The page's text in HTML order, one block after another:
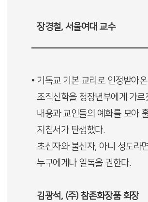
장경철, 서울여대 교수
• 기독교 기본 교리로 인정받아온
조직신학을 청장년부에게 가르
내용과 교인들의 예화를 모아
지침서가 탄생했다.
초신자와 불신자, 아니 성도라면
누구에게나 일독을 권한다.
김광석, (주) 참존화장품 회장